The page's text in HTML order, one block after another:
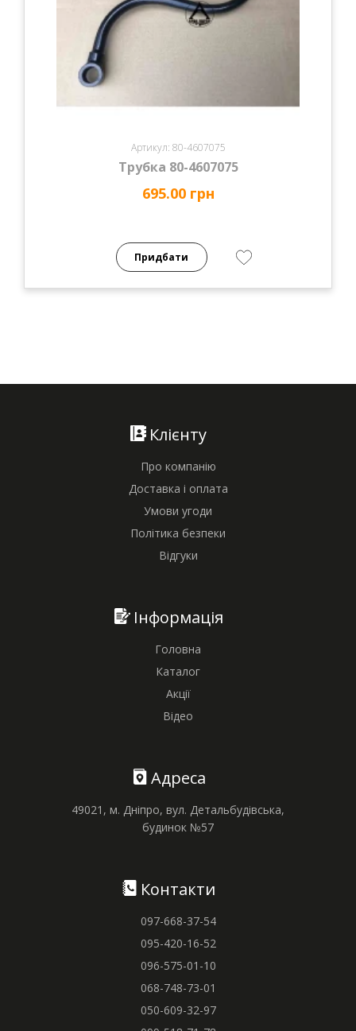
Артикул: 80-4607075
Трубка 80-4607075
695.00 грн
Придбати
Клієнту
Про компанію
Доставка і оплата
Умови угоди
Політика безпеки
Відгуки
Інформація
Головна
Каталог
Акції
Відео
Адреса
49021, м. Дніпро, вул. Детальбудівська,
будинок №57
Контакти
097-668-37-54
095-420-16-52
096-575-01-10
068-748-73-01
050-609-32-97